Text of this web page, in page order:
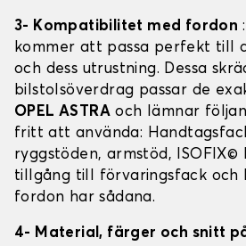
3- Kompatibilitet med fordon
kommer att passa perfekt till
och dess utrustning. Dessa
bilstolsöverdrag passar de
OPEL ASTRA och lämnar
fritt att använda:
ryggstöden, armstöd, ISOFIX©
tillgång till förvaringsfack och
fordon har sådana.
4- Material, färger och snitt